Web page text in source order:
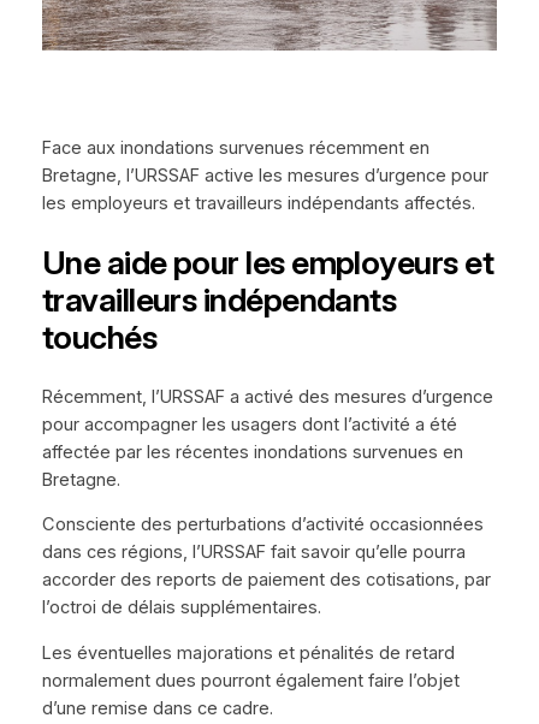
Face aux inondations survenues récemment en
Bretagne, l’URSSAF active les mesures d’urgence pour
les employeurs et travailleurs indépendants affectés.
Une aide pour les employeurs et
travailleurs indépendants
touchés
Récemment, l’URSSAF a activé des mesures d’urgence
pour accompagner les usagers dont l’activité a été
affectée par les récentes inondations survenues en
Bretagne.
Consciente des perturbations d’activité occasionnées
dans ces régions, l’URSSAF fait savoir qu’elle pourra
accorder des reports de paiement des cotisations, par
l’octroi de délais supplémentaires.
Les éventuelles majorations et pénalités de retard
normalement dues pourront également faire l’objet
d’une remise dans ce cadre.